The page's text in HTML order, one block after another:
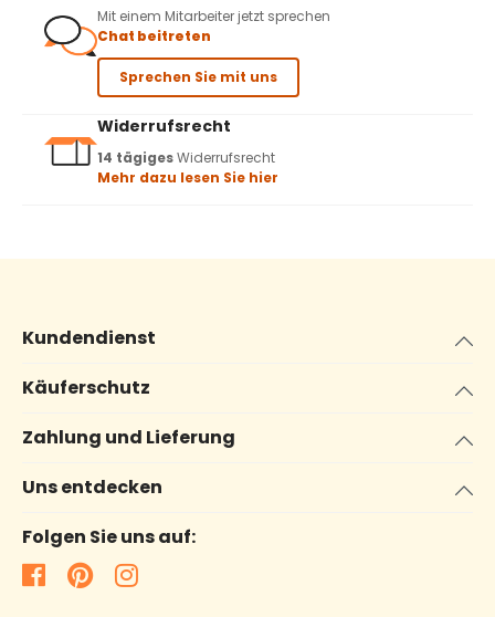
Mit einem Mitarbeiter jetzt sprechen
Chat beitreten
Sprechen Sie mit uns
Widerrufsrecht
14 tägigesWiderrufsrecht
Mehr dazu lesen Sie hier
Kundendienst
Käuferschutz
Zahlung und Lieferung
Uns entdecken
Folgen Sie uns auf: